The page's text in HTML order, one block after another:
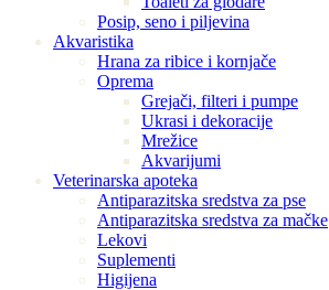
Posip, seno i piljevina
Akvaristika
Hrana za ribice i kornjače
Oprema
Grejači, filteri i pumpe
Ukrasi i dekoracije
Mrežice
Akvarijumi
Veterinarska apoteka
Antiparazitska sredstva za pse
Antiparazitska sredstva za mačke
Lekovi
Suplementi
Higijena